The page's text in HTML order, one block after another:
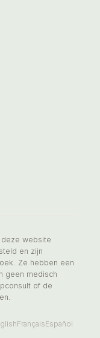
deze website
en zijn
Ze hebben een
geen medisch
of de
FrançaisEspañol